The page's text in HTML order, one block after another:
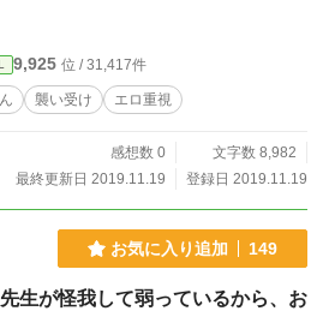
9,925 位 / 31,417件
襲い受け エロ重視
感想数 0
文字数 8,982
最終更新日 2019.11.19
登録日 2019.11.19
お気に入り追加 149
生が怪我して弱っているから、お